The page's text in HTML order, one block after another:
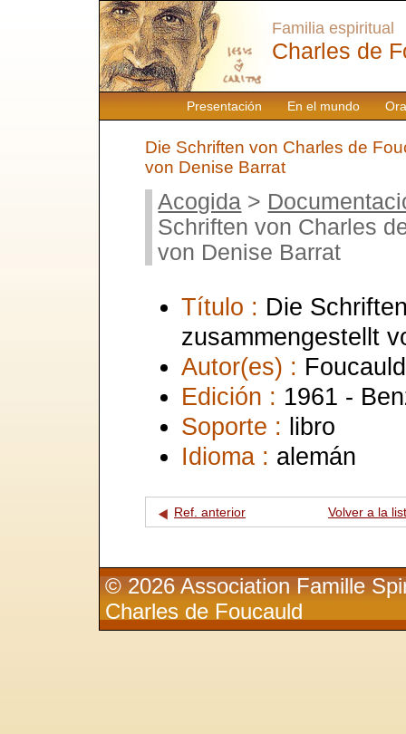
Presentación En el mundo
Familia espiritual
Charles de
Die Schriften von Charles de
von Denise Barrat
Acogida >
Schriften von Charles
von Denise Barrat
Título : Die
zusammengestellt
Autor(es) :
Edición : 1961 -
Soporte : libro
Idioma : alemán
Ref. anterior Volver a la
© 2026 Association Famille
Charles de Foucauld